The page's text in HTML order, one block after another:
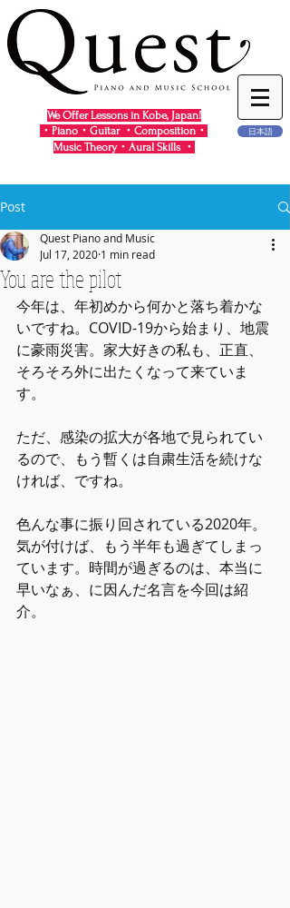
We Offer Lessons in Kobe, Japan!
・Piano・Guitar ・Composition・
Music Theory・Aural Skills ・
日本語
Post
You are the pilot
Quest Piano and Music
Jul 17, 2020 1 min read
今年は、年初めから何かと落ち着かな
いですね。COVID-19から始まり、地震
に豪雨災害。家大好きの私も、正直、
そろそろ外に出たくなって来ていま
す。
ただ、感染の拡大が各地で見られてい
るので、もう暫くは自粛生活を続けな
ければ、ですね。
色んな事に振り回されている2020年。
気が付けば、もう半年も過ぎてしまっ
ています。時間が過ぎるのは、本当に
早いなぁ、に因んだ名言を今回は紹
介。